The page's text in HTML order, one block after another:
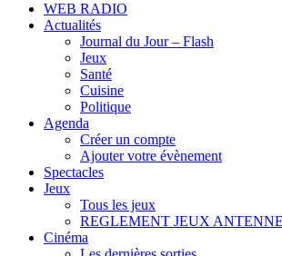
WEB RADIO
Actualités
Journal du Jour – Flash
Jeux
Santé
Cuisine
Politique
Agenda
Créer un compte
Ajouter votre évènement
Spectacles
Jeux
Tous les jeux
REGLEMENT JEUX
Cinéma